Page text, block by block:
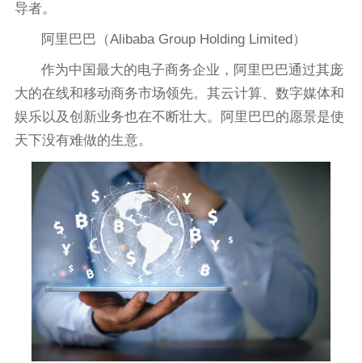
导者。
阿里巴巴（Alibaba Group Holding Limited）
作为中国最大的电子商务企业，阿里巴巴通过其庞
大的在线和移动商务市场领先。其云计算、数字媒体和
娱乐以及创新业务也在不断壮大。阿里巴巴的愿景是使
天下没有难做的生意。